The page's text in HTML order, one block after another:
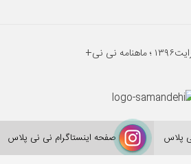
۱۳۹۶ ؛ ماهنامه نی نی+
پلاس صفحه اینستاگرام نی نی پلاس